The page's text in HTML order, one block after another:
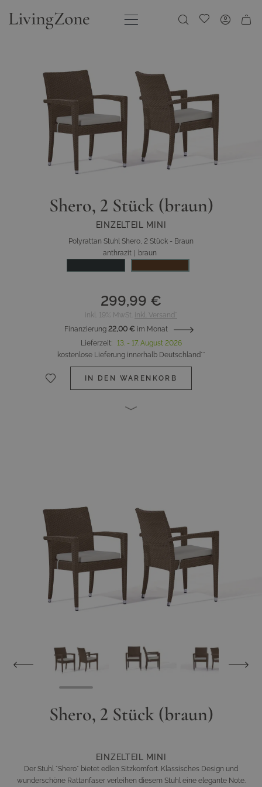
Meine Wunschliste
Shero, 2 Stück (braun)
EINZELTEIL MINI
Polyrattan Stuhl Shero, 2 Stück - Braun
anthrazit
braun
299,99 €
inkl. 19% MwSt. inkl. Versand*
Finanzierung 22,00 € im Monat
Lieferzeit:
13. - 17. August 2026
kostenlose Lieferung innerhalb Deutschland**
IN DEN WARENKORB
Shero, 2 Stück (braun)
EINZELTEIL MINI
Der Stuhl "Shero" bietet edlen Sitzkomfort. Klassisches Design und
wunderschöne Rattanfaser verleihen diesem Stuhl eine elegante Note.